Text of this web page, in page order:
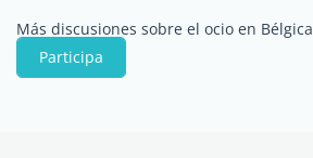
Más discusiones sobre el ocio en Bélgica
Participa